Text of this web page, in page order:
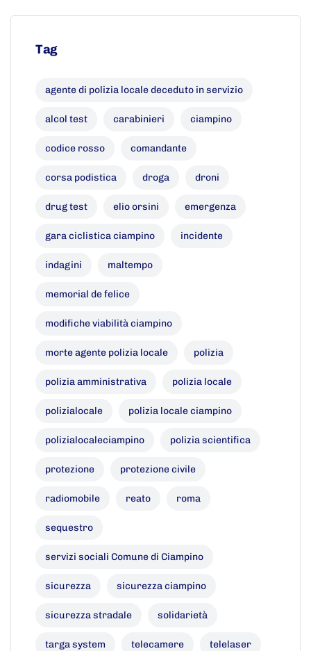
Tag
agente di polizia locale deceduto in servizio
alcol test carabinieri ciampino
codice rosso comandante
corsa podistica droga droni
drug test elio orsini emergenza
gara ciclistica ciampino incidente
indagini maltempo
memorial de felice
modifiche viabilità ciampino
morte agente polizia locale polizia
polizia amministrativa polizia locale
polizialocale polizia locale ciampino
polizialocaleciampino polizia scientifica
protezione protezione civile
radiomobile reato roma
sequestro
servizi sociali Comune di Ciampino
sicurezza sicurezza ciampino
sicurezza stradale solidarietà
targa system telecamere telelaser